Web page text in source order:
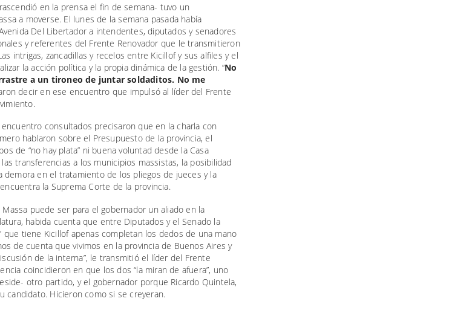
en la prensa el fin de semana- tuvo un
a moverse. El lunes de la semana pasada había
Del Libertador a intendentes, diputados y senadores
y referentes del Frente Renovador que le transmitieron
intrigas, zancadillas y recelos entre Kicillof y sus alfiles y el
la acción política y la propia dinámica de la gestión. “No
a un tironeo de juntar soldaditos. No me
decir en ese encuentro que impulsó al líder del Frente
consultados precisaron que en la charla con
hablaron sobre el Presupuesto de la provincia, el
de “no hay plata” ni buena voluntad desde la Casa
transferencias a los municipios massistas, la posibilidad
demora en el tratamiento de los pliegos de jueces y la
la Suprema Corte de la provincia.
puede ser para el gobernador un aliado en la
habida cuenta que entre Diputados y el Senado la
que tiene Kicillof apenas completan los dedos de una mano
de cuenta que vivimos en la provincia de Buenos Aires y
de la interna”, le transmitió el líder del Frente
coincidieron en que los dos “la miran de afuera”, uno
otro partido, y el gobernador porque Ricardo Quintela,
candidato. Hicieron como si se creyeran.